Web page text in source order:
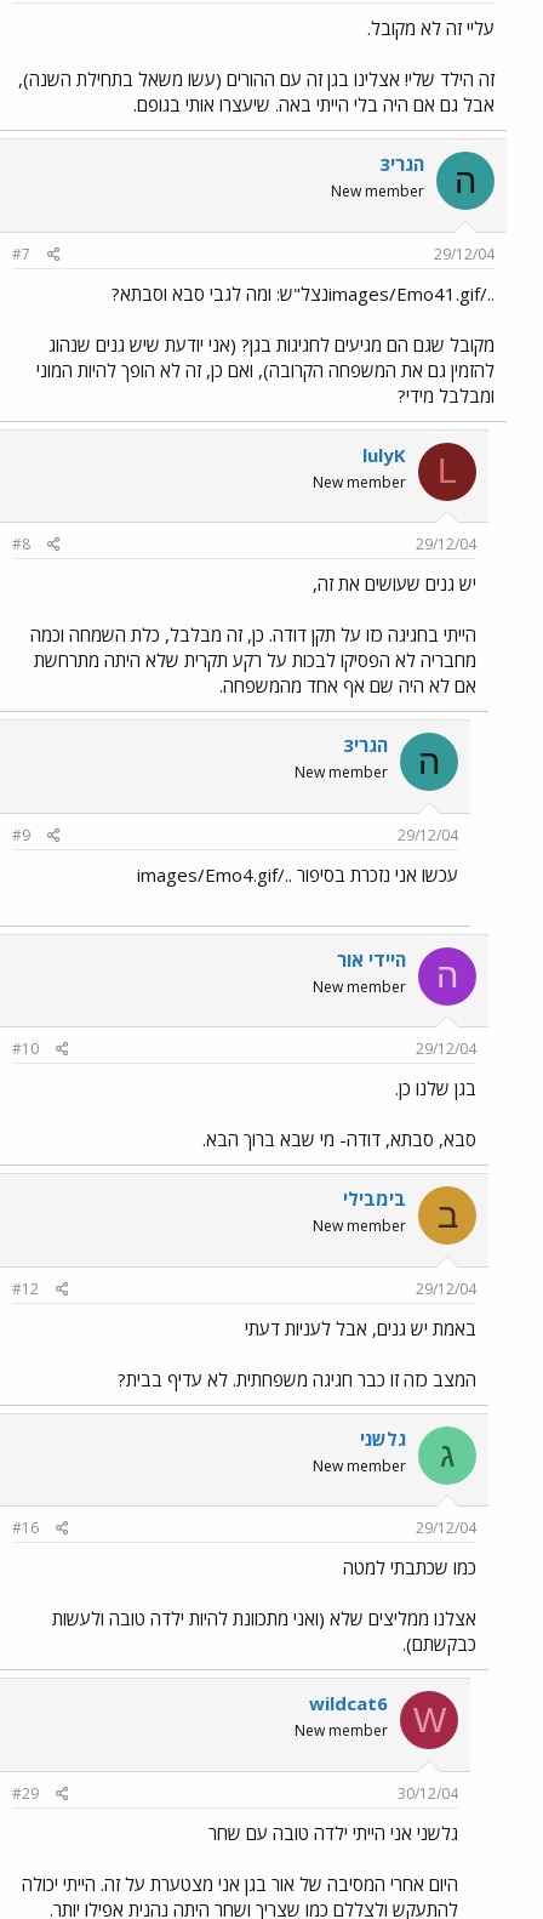
עליי זה לא מקובל.
זה הילד שלי! אצלינו בגן זה עם ההורים (עשו משאל בתחילת השנה),
אבל גם אם היה בלי הייתי באה. שיעצרו אותי בגופם.
ה הגרי3
New member
29/12/04
#7
../images/Emo41.gifנצל"ש: ומה לגבי סבא וסבתא?
מקובל שגם הם מגיעים לחגיגות בגן? (אני יודעת שיש גנים שנהוג
להזמין גם את המשפחה הקרובה), ואם כן, זה לא הופך להיות המוני
ומבלבל מידי?
L
lulyK
New member
29/12/04
#8
יש גנים שעושים את זה,
הייתי בחגיגה כזו על תקן דודה. כן, זה מבלבל, כלת השמחה וכמה
מחבריה לא הפסיקו לבכות על רקע תקרית שלא היתה מתרחשת
אם לא היה שם אף אחד מהמשפחה.
ה הגרי3
New member
29/12/04
#9
עכשו אני נזכרת בסיפור ../images/Emo4.gif
ה היידי אור
New member
29/12/04
#10
בגן שלנו כן.
סבא, סבתא, דודה- מי שבא ברוך הבא.
ב בימבילי
New member
29/12/04
#12
באמת יש גנים, אבל לעניות דעתי
המצב כזה זו כבר חגיגה משפחתית. לא עדיף בבית?
ג גלשני
New member
29/12/04
#16
כמו שכתבתי למטה
אצלנו ממליצים שלא (ואני מתכוונת להיות ילדה טובה ולעשות
כבקשתם).
W
wildcat6
New member
30/12/04
#29
גלשני אני הייתי ילדה טובה עם שחר
היום אחרי המסיבה של אור בגן אני מצטערת על זה. הייתי יכולה
להתעקש ולצללם כמו שצריך ושחר היתה נהנית אפילו יותר.